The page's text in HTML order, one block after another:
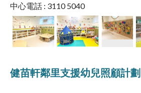
中心電話 : 3110 5040
健苗軒鄰里支援幼兒照顧計劃